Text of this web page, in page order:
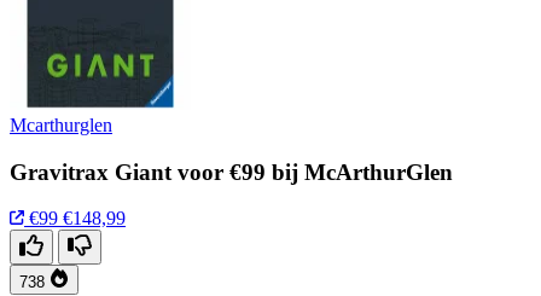
Mcarthurglen
Gravitrax Giant voor €99 bij McArthurGlen
€99 €148,99
738